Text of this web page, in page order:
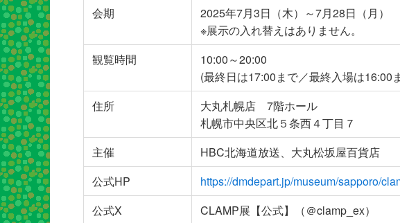
会期
2025年7月3日（木）～7月28日（月）
※展示の入れ替えはありません。
観覧時間
10:00～20:00
(最終日は17:00まで／最終入場は16:00
住所
大丸札幌店 7階ホール
札幌市中央区北５条西４丁目７
主催
HBC北海道放送、大丸松坂屋百貨店
公式HP
https://dmdepart.jp/museum/sapporo/
公式X
CLAMP展【公式】（＠clamp_ex）